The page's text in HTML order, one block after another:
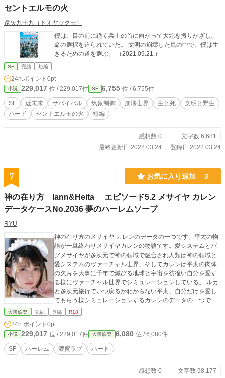
セントエルモの火
遠矢九十九（トオヤツクモ）
僕は、目の前に跪く兵士の首に向かって大鉈を振りかざし、
命の選択を迫られていた。 文明の崩壊した嵐の中で、僕は生
きるための道を選ぶ。 （2021.09.21.）
SF 完結 短編
24h.ポイント 0pt
小説 229,017 位 / 229,017件 SF 6,755 位 / 6,755件
SF 近未来 サバイバル 気象制御 崩壊世界 生と死
文明と野生
ハード
セントエルモの火 短編
感想数 0
文字数 6,681
最終更新日 2022.03.24
登録日 2022.03.24
7 お気に入り追加 3
神の在り方 Iann&Heita エピソード5.2 メサイヤ カレン
データケースNo.2036 夢のハーレムソープ
RYU
神の在り方のメサイヤ カレンのデータの一つです。平太の物
語が一旦終わりメサイヤカレンの物語です。愛システムとバ
グメサイヤが多次元で神の領域で融合され人類は神の領域と
愛システムのヴァーチャル世界、そしてカレンは平太の肉体
の欠片を大事に千年で滅びる地球と宇宙を彷徨い自分を愛す
る様にヴァーチャル世界でシミュレーションしている。 ルカ
と多次元旅行でいつ戻るかわからない平太、自分だけを愛し
てもらう様シミュレーションするカレンのデータの一つで
す。
大衆娯楽 完結 長編 R18
24h.ポイント 0pt
小説 229,017 位 / 229,017件 大衆娯楽 6,080 位 / 6,080件
SF ハーレム 濃蜜ラブ ハード
感想数 0
文字数 98,177